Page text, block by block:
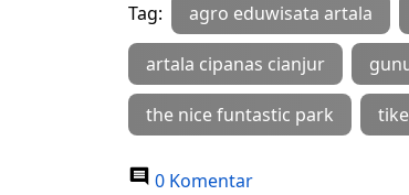
Tag: agro eduwisata artala
artala cipanas cianjur
the nice funtastic park
0 Komentar